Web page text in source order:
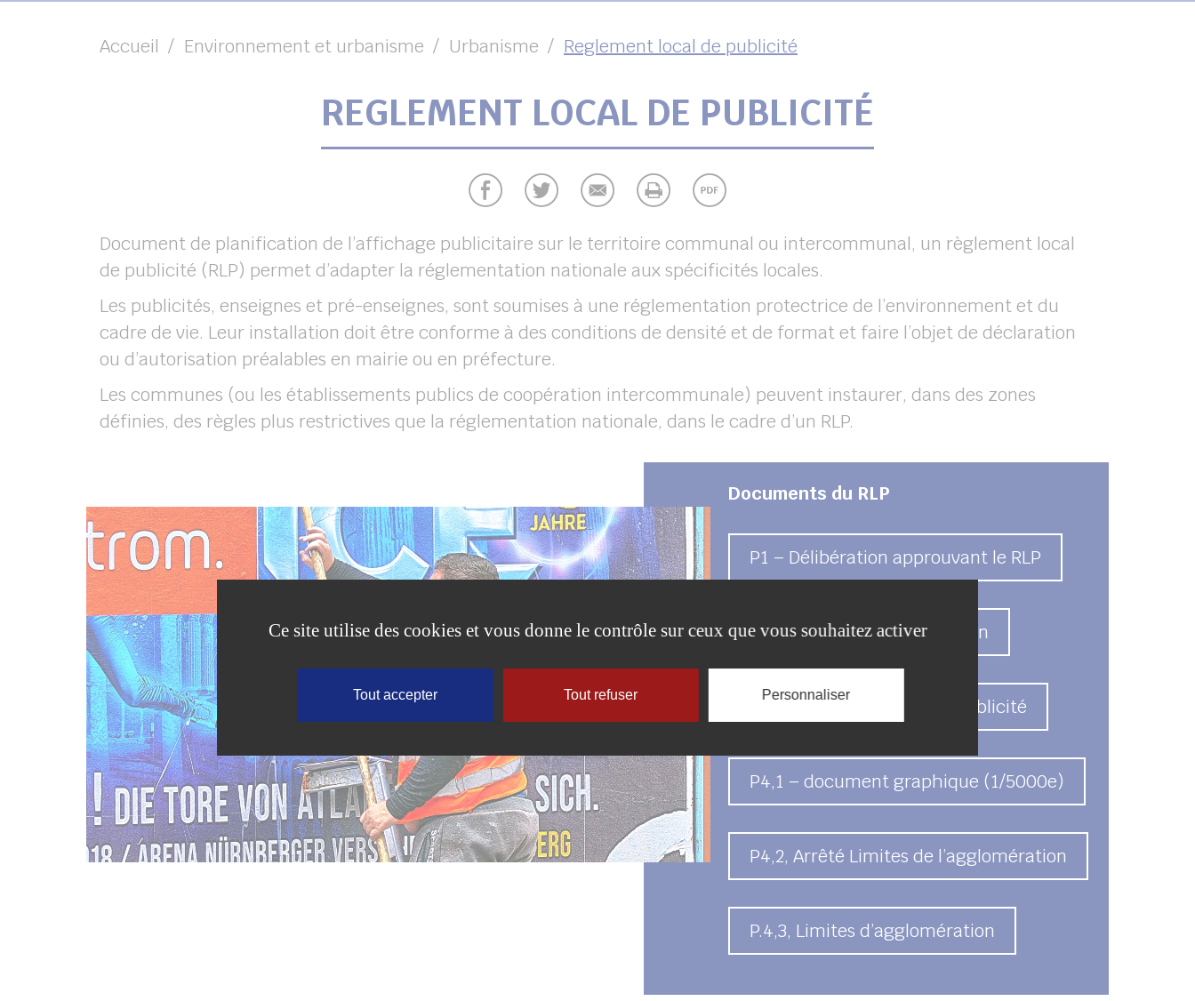
Accueil Environnement et urbanisme Urbanisme Reglement local de publicité
REGLEMENT LOCAL DE PUBLICITÉ
Document de planification de l’affichage publicitaire sur le territoire communal ou intercommunal, un règlement local
de publicité (RLP) permet d’adapter la réglementation nationale aux spécificités locales.
Les publicités, enseignes et pré-enseignes, sont soumises à une réglementation protectrice de l’environnement et du
cadre de vie. Leur installation doit être conforme à des conditions de densité et de format et faire l’objet de déclaration
ou d’autorisation préalables en mairie ou en préfecture.
Les communes (ou les établissements publics de coopération intercommunale) peuvent instaurer, dans des zones
définies, des règles plus restrictives que la réglementation nationale, dans le cadre d’un RLP.
Documents du RLP
P1 – Délibération approuvant le RLP
P2 – Rapport de Présentation
P3 – Règlement Local de Publicité
P4,1 – document graphique (1/5000e)
P4,2, Arrêté Limites de l’agglomération
P.4,3, Limites d’agglomération
Ce site utilise des cookies et vous donne le contrôle sur ceux que vous souhaitez activer
Tout accepter Tout refuser Personnaliser